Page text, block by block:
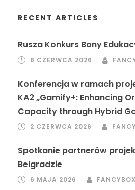
RECENT ARTICLES
Rusza Konkurs Bony
8 CZERWCA 2026
Konferencja w ramach
KA2 „Gamify+: Enhancing
Capacity through Hybrid
2 CZERWCA 2026
Spotkanie partnerów
Belgradzie
6 MAJA 2026 FANCYBOX